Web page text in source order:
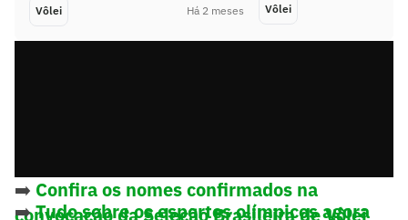
Vôlei Há 2 meses Vôlei
➡️ Confira os nomes confirmados na
convocação da Seleção Brasileira de Vôlei
➡️Tudo sobre os esportes olímpicos agora